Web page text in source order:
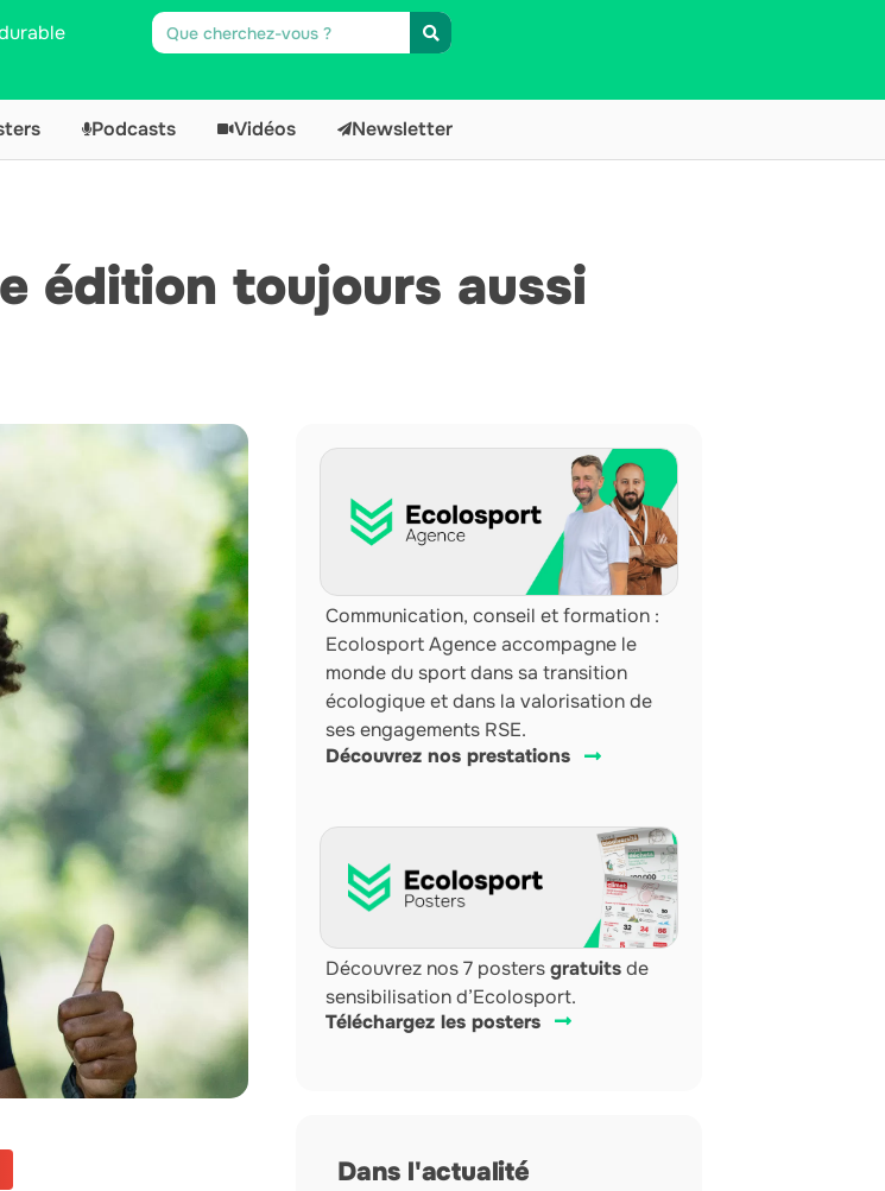
Podcasts Vidéos Newsletter
édition toujours aussi
Communication, conseil et formation :
Ecolosport Agence accompagne le
monde du sport dans sa transition
écologique et dans la valorisation de
ses engagements RSE.
Découvrez nos prestations
Découvrez nos 7 postersgratuitsde
sensibilisation d’Ecolosport.
Téléchargez les posters
Dans l'actualité